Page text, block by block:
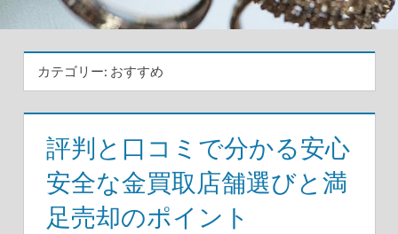
カテゴリー: おすすめ
評判と口コミで分かる安心
安全な金買取店舗選びと満
足売却のポイント